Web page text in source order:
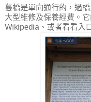
蔓橋是單向通行的，過
大型維修及保養經費。
Wikipedia、或者看看入